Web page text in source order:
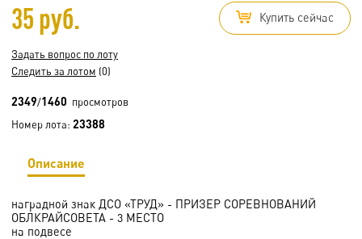
35 руб. Купить сейчас
Задать вопрос по лоту
Следить за лотом (0)
2349/1460 просмотров
Номер лота: 23388
Описание
наградной знак ДСО «ТРУД» - ПРИЗЕР СОРЕВНОВАНИЙ
ОБЛКРАЙСОВЕТА - 3 МЕСТО
на подвесе